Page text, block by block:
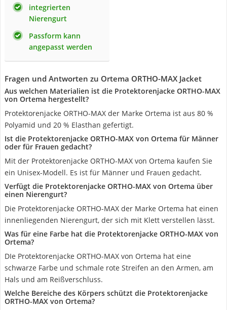
integrierten
Nierengurt
Passform kann
angepasst werden
Fragen und Antworten zu Ortema ORTHO-MAX Jacket
Aus welchen Materialien ist die Protektorenjacke ORTHO-MAX
von Ortema hergestellt?
Protektorenjacke ORTHO-MAX der Marke Ortema ist aus 80 %
Polyamid und 20 % Elasthan gefertigt.
Ist die Protektorenjacke ORTHO-MAX von Ortema für Männer
oder für Frauen gedacht?
Mit der Protektorenjacke ORTHO-MAX von Ortema kaufen Sie
ein Unisex-Modell. Es ist für Männer und Frauen gedacht.
Verfügt die Protektorenjacke ORTHO-MAX von Ortema über
einen Nierengurt?
Die Protektorenjacke ORTHO-MAX der Marke Ortema hat einen
innenliegenden Nierengurt, der sich mit Klett verstellen lässt.
Was für eine Farbe hat die Protektorenjacke ORTHO-MAX von
Ortema?
DIe Protektorenjacke ORTHO-MAX von Ortema hat eine
schwarze Farbe und schmale rote Streifen an den Armen, am
Hals und am Reißverschluss.
Welche Bereiche des Körpers schützt die Protektorenjacke
ORTHO-MAX von Ortema?